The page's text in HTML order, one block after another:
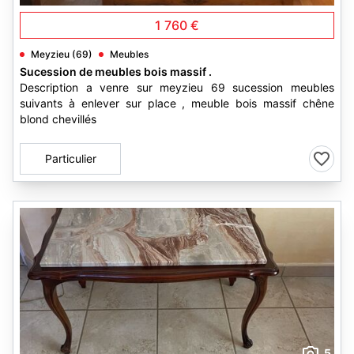
1 760 €
Meyzieu (69) Meubles
Sucession de meubles bois massif .
Description a venre sur meyzieu 69 sucession meubles
suivants à enlever sur place , meuble bois massif chêne
blond chevillés
Particulier